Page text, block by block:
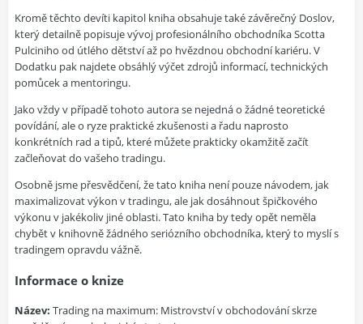
Kromě těchto devíti kapitol kniha obsahuje také závěrečný Doslov,
který detailně popisuje vývoj profesionálního obchodníka Scotta
Pulciniho od útlého dětství až po hvězdnou obchodní kariéru. V
Dodatku pak najdete obsáhlý výčet zdrojů informací, technických
pomůcek a mentoringu.
Jako vždy v případě tohoto autora se nejedná o žádné teoretické
povídání, ale o ryze praktické zkušenosti a řadu naprosto
konkrétních rad a tipů, které můžete prakticky okamžitě začít
začleňovat do vašeho tradingu.
Osobně jsme přesvědčení, že tato kniha není pouze návodem, jak
maximalizovat výkon v tradingu, ale jak dosáhnout špičkového
výkonu v jakékoliv jiné oblasti. Tato kniha by tedy opět neměla
chybět v knihovně žádného seriózního obchodníka, který to myslí s
tradingem opravdu vážně.
Informace o knize
Název: Trading na maximum: Mistrovství v obchodování skrze